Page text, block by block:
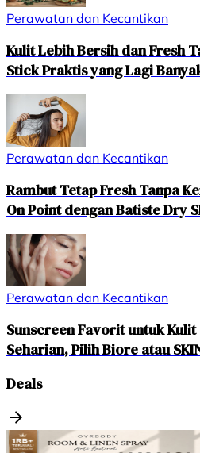
Perawatan dan Kecantikan
Kulit Lebih Bersih dan Fresh
Stick Praktis yang Lagi
Perawatan dan Kecantikan
Rambut Tetap Fresh Tanpa
On Point dengan Batiste Dry
Perawatan dan Kecantikan
Sunscreen Favorit untuk
Seharian, Pilih Biore atau
Deals